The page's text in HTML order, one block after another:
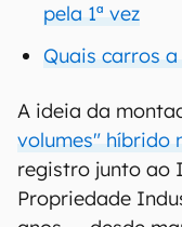
pela 1ª vez
Quais carros
A ideia da
volumes" híbrido
registro junto ao
Propriedade